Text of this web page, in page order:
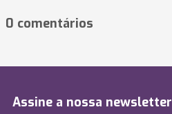
0 comentários
Assine a nossa newsletter